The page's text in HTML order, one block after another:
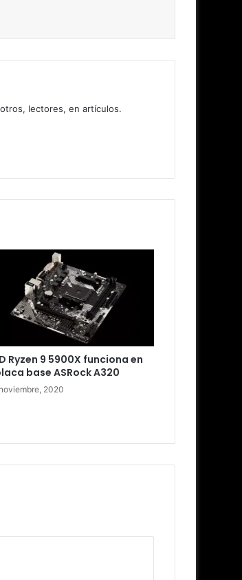
lectores, en artículos.
Ryzen 9 5900X funciona en
base ASRock A320
2020